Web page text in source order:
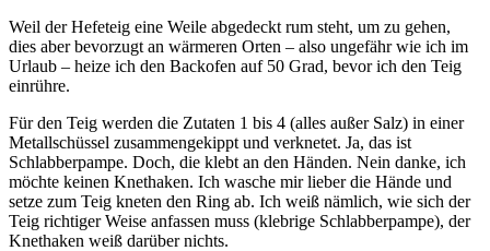
Weil der Hefeteig eine Weile abgedeckt rum steht, um zu gehen,
dies aber bevorzugt an wärmeren Orten – also ungefähr wie ich im
Urlaub – heize ich den Backofen auf 50 Grad, bevor ich den Teig
einrühre.
Für den Teig werden die Zutaten 1 bis 4 (alles außer Salz) in einer
Metallschüssel zusammengekippt und verknetet. Ja, das ist
Schlabberpampe. Doch, die klebt an den Händen. Nein danke, ich
möchte keinen Knethaken. Ich wasche mir lieber die Hände und
setze zum Teig kneten den Ring ab. Ich weiß nämlich, wie sich der
Teig richtiger Weise anfassen muss (klebrige Schlabberpampe), der
Knethaken weiß darüber nichts.